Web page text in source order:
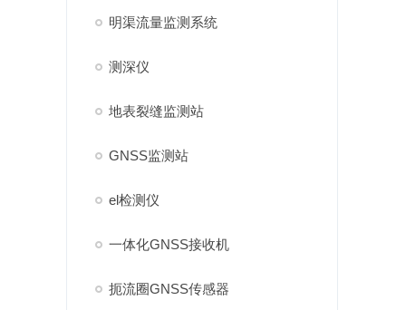
明渠流量监测系统
测深仪
地表裂缝监测站
GNSS监测站
el检测仪
一体化GNSS接收机
扼流圈GNSS传感器